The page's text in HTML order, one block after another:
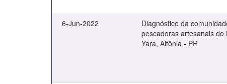
6-Jun-2022
Diagnóstico da
pescadoras artesanais do
Yara, Altônia - PR